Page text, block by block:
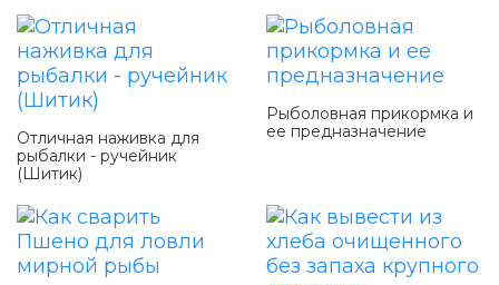
Отличная наживка для
рыбалки - ручейник
(Шитик)
Рыболовная прикормка и
ее предназначение